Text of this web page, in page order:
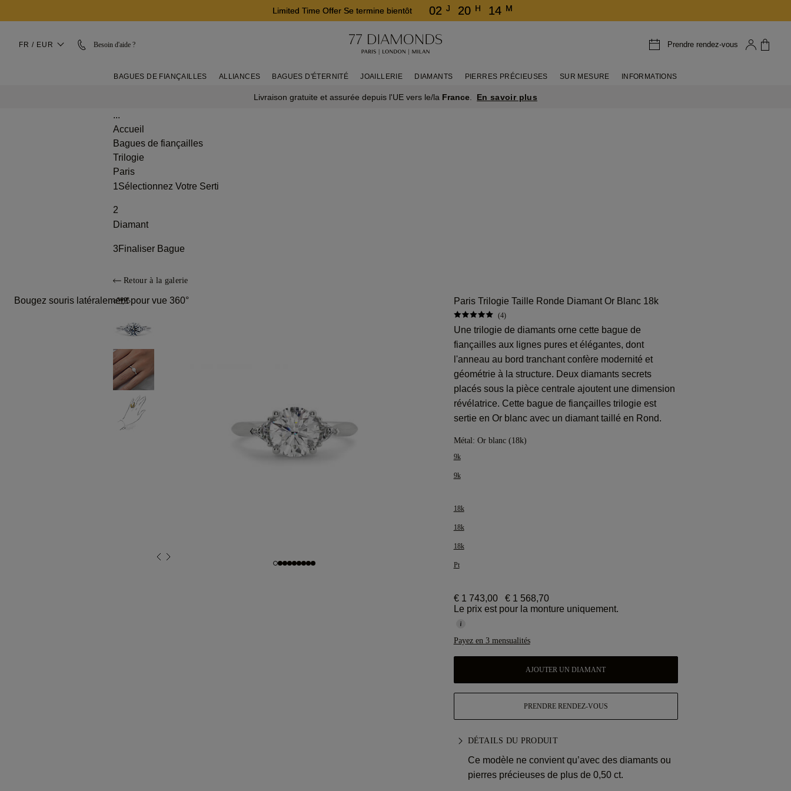
Limited Time Offer Se termine bientôt 02 J 20 H 14 M
FR / EUR Besoin d'aide ? Prendre rendez-vous
BAGUES DE FIANÇAILLES ALLIANCES BAGUES D'ÉTERNITÉ JOAILLERIE DIAMANTS PIERRES PRÉCIEUSES SUR MESURE INFORMATIONS
Livraison gratuite et assurée depuis l'UE vers le/la France En savoir plus
...
Accueil
Bagues de fiançailles
Trilogie
Paris
1Sélectionnez Votre Serti
2
Diamant
3 Finaliser Bague
Retour à la galerie
Bougez souris latéralement pour vue 360° Paris Trilogie Taille Ronde Diamant Or Blanc 18k
(4)
Une trilogie de diamants orne cette bague de
fiançailles aux lignes pures et élégantes, dont
l'anneau au bord tranchant confère modernité et
géométrie à la structure. Deux diamants secrets
placés sous la pièce centrale ajoutent une dimension
révélatrice. Cette bague de fiançailles trilogie est
sertie en Or blanc avec un diamant taillé en Rond.
Métal: Or blanc (18k)
9k
9k
18k
18k
18k
Pt
€ 1 743,00
€ 1 568,70
Le prix est pour la monture uniquement.
Payez en 3 mensualités
AJOUTER UN DIAMANT
PRENDRE RENDEZ-VOUS
DÉTAILS DU PRODUIT
Ce modèle ne convient qu’avec des diamants ou
pierres précieuses de plus de 0,50 ct.